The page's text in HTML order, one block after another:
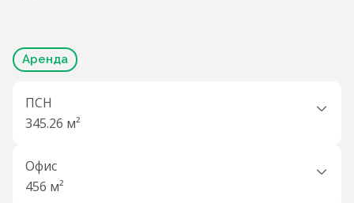
Аренда
ПСН
345.26 м²
Офис
456 м²